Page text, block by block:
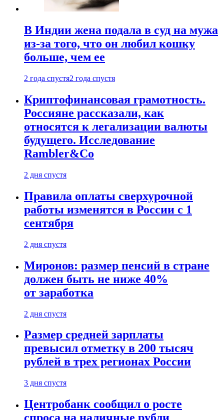
В Индии жена подала в суд на мужа
из-за того, что он любил кошку
больше, чем ее
2 года спустя2 года спустя
Криптофинансовая грамотность.
Россияне рассказали, как
относятся к легализации валюты
будущего. Исследование
Rambler&Co
2 дня спустя
Правила оплаты сверхурочной
работы изменятся в России с 1
сентября
2 дня спустя
Миронов: размер пенсий в стране
должен быть не ниже 40%
от заработка
2 дня спустя
Размер средней зарплаты
превысил отметку в 200 тысяч
рублей в трех регионах России
3 дня спустя
Центробанк сообщил о росте